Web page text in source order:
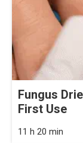
Fungus
First Use
11 h 20 min